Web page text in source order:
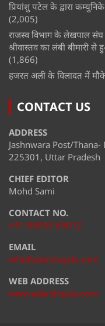
प्रियांशु पटेल के द्वारा
(2,005)
राजस्व विभाग के लेखपाल संघ
श्रीवास्तव का लंबी बीमारी
(1,866)
हजरत अली के विलादत में
CONTACT US
ADDRESS
Jashnwara Post/
225301, Uttar Pradesh
CHIEF EDITOR
Mohd Sami
CONTACT NO.
+91-94555 69012
EMAIL
info@adarshujala.com
WEB ADDRESS
www.adarshujala.com